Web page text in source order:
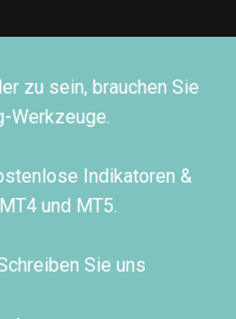
zu sein, brauchen Sie
Werkzeuge.
Indikatoren &
und MT5.
Sie uns